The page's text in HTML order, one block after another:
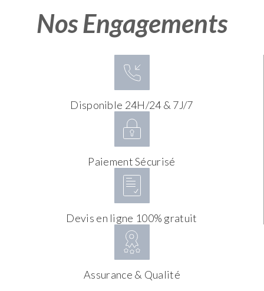
Nos Engagements
Disponible 24H/24 & 7J/7
Paiement Sécurisé
Devis en ligne 100% gratuit
Assurance & Qualité